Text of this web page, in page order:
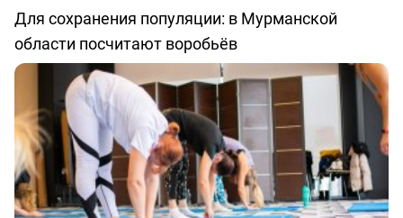
Для сохранения популяции: в Мурманской
области посчитают воробьёв